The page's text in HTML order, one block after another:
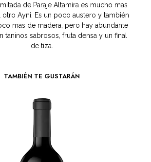
de Paraje Altamira es mucho mas
otro Ayni. Es un poco austero y también
mas de madera, pero hay abundante
taninos sabrosos, fruta densa y un final
de tiza.
TAMBIÉN TE GUSTARÁN